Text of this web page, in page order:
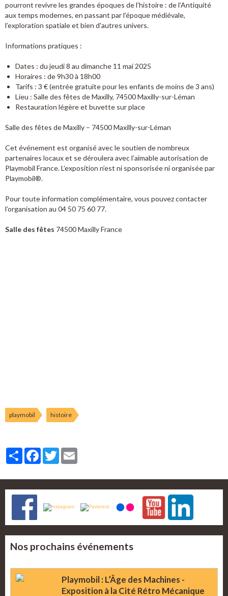
pourront revivre les grandes époques de l’histoire : de l’Antiquité
aux temps modernes, en passant par l’époque médiévale,
l’exploration spatiale et bien d'autres univers.
Informations pratiques :
Dates : du jeudi 8 au dimanche 11 mai 2025
Horaires : de 9h30 à 18h00
Tarifs : 3 € (entrée gratuite pour les enfants de moins de 3 ans)
Lieu : Salle des fêtes de Maxilly, 74500 Maxilly-sur-Léman
Restauration légère et buvette sur place
Salle des fêtes de Maxilly – 74500 Maxilly-sur-Léman
Cet événement est organisé avec le soutien de nombreux
partenaires locaux et se déroulera avec l’aimable autorisation de
Playmobil France. L’exposition n’est ni sponsorisée ni organisée par
Playmobil®.
Pour toute information complémentaire, vous pouvez contacter
l’organisation au 04 50 75 60 77.
Salle des fêtes 74500 Maxilly France
playmobil histoire
PartagerFacebook
Twitter
Nos prochains événements
Playmobil : L’Âge des Machines -
Exposition à la Cité Rétro Mécanique